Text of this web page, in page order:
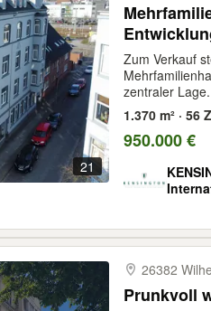
21
Zum Verkauf
zentraler
1.370 m² · 56
950.000 €
26382
Prunkvoll